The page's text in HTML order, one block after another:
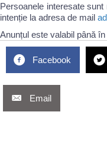
Persoanele interesate
intenție la adresa de mail
Anunțul este valabil până
Facebook
Email